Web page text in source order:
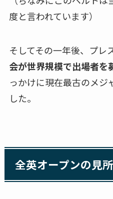
度と言われています）
そしてその一年後、プレ
会が世界規模で出場者を
っかけに現在最古のメジ
した。
全英オープンの見